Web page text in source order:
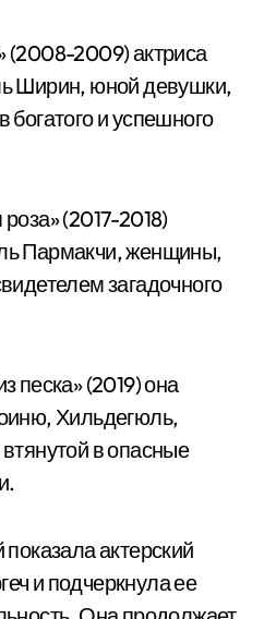
2009) актриса
Ширин, юной девушки,
богатого и успешного
(2017-2018)
Пармакчи, женщины,
загадочного
песка» (2019) она
Хильдегюль,
в опасные
актерский
и подчеркнула ее